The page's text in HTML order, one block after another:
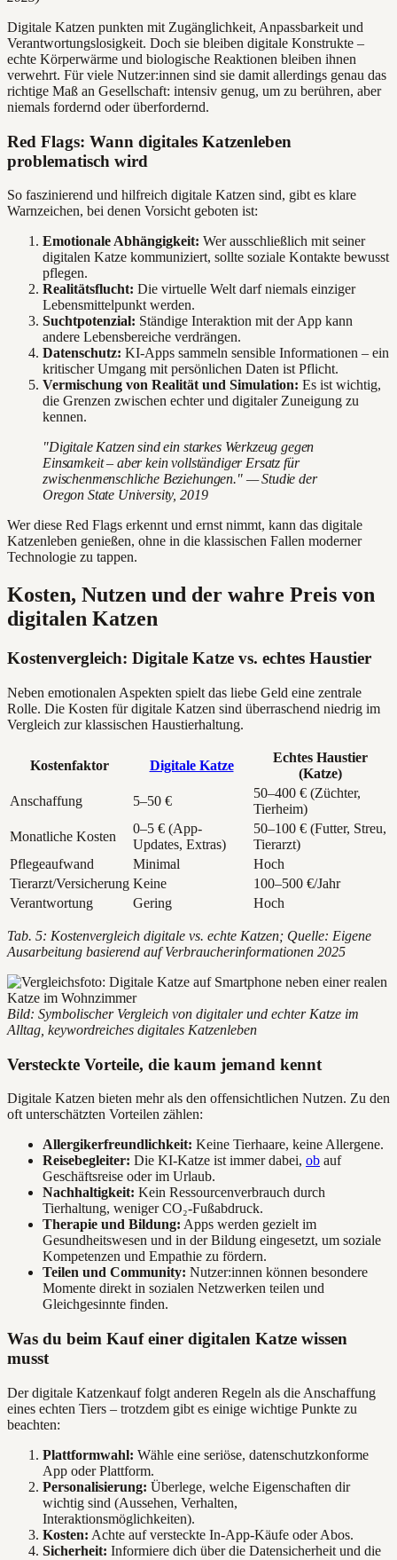
Digitale Katzen punkten mit Zugänglichkeit, Anpassbarkeit und
Verantwortungslosigkeit. Doch sie bleiben digitale Konstrukte –
echte Körperwärme und biologische Reaktionen bleiben ihnen
verwehrt. Für viele Nutzer:innen sind sie damit allerdings genau das
richtige Maß an Gesellschaft: intensiv genug, um zu berühren, aber
niemals fordernd oder überfordernd.
Red Flags: Wann digitales Katzenleben
problematisch wird
So faszinierend und hilfreich digitale Katzen sind, gibt es klare
Warnzeichen, bei denen Vorsicht geboten ist:
Emotionale Abhängigkeit: Wer ausschließlich mit seiner
digitalen Katze kommuniziert, sollte soziale Kontakte bewusst
pflegen.
Realitätsflucht: Die virtuelle Welt darf niemals einziger
Lebensmittelpunkt werden.
Suchtpotenzial: Ständige Interaktion mit der App kann
andere Lebensbereiche verdrängen.
Datenschutz: KI-Apps sammeln sensible Informationen – ein
kritischer Umgang mit persönlichen Daten ist Pflicht.
Vermischung von Realität und Simulation: Es ist wichtig,
die Grenzen zwischen echter und digitaler Zuneigung zu
kennen.
"Digitale Katzen sind ein starkes Werkzeug gegen
Einsamkeit – aber kein vollständiger Ersatz für
zwischenmenschliche Beziehungen." — Studie der
Oregon State University, 2019
Wer diese Red Flags erkennt und ernst nimmt, kann das digitale
Katzenleben genießen, ohne in die klassischen Fallen moderner
Technologie zu tappen.
Kosten, Nutzen und der wahre Preis von
digitalen Katzen
Kostenvergleich: Digitale Katze vs. echtes Haustier
Neben emotionalen Aspekten spielt das liebe Geld eine zentrale
Rolle. Die Kosten für digitale Katzen sind überraschend niedrig im
Vergleich zur klassischen Haustierhaltung.
Kostenfaktor Digitale Katze
Echtes Haustier
(Katze)
Anschaffung
5–50 €
50–400 € (Züchter,
Tierheim)
Monatliche Kosten
0–5 € (App-
Updates, Extras)
50–100 € (Futter, Streu,
Tierarzt)
Pflegeaufwand
Minimal
Hoch
Tierarzt/Versicherung Keine
100–500 €/Jahr
Verantwortung
Gering Hoch
Tab. 5: Kostenvergleich digitale vs. echte Katzen; Quelle: Eigene
Ausarbeitung basierend auf Verbraucherinformationen 2025
Bild: Symbolischer Vergleich von digitaler und echter Katze im
Alltag, keywordreiches digitales Katzenleben
Versteckte Vorteile, die kaum jemand kennt
Digitale Katzen bieten mehr als den offensichtlichen Nutzen. Zu den
oft unterschätzten Vorteilen zählen:
Allergikerfreundlichkeit: Keine Tierhaare, keine Allergene.
Reisebegleiter: Die KI-Katze ist immer dabei, ob auf
Geschäftsreise oder im Urlaub.
Nachhaltigkeit: Kein Ressourcenverbrauch durch
Tierhaltung, weniger CO₂-Fußabdruck.
Therapie und Bildung: Apps werden gezielt im
Gesundheitswesen und in der Bildung eingesetzt, um soziale
Kompetenzen und Empathie zu fördern.
Teilen und Community: Nutzer:innen können besondere
Momente direkt in sozialen Netzwerken teilen und
Gleichgesinnte finden.
Was du beim Kauf einer digitalen Katze wissen
musst
Der digitale Katzenkauf folgt anderen Regeln als die Anschaffung
eines echten Tiers – trotzdem gibt es einige wichtige Punkte zu
beachten:
Plattformwahl: Wähle eine seriöse, datenschutzkonforme
App oder Plattform.
Personalisierung: Überlege, welche Eigenschaften dir
wichtig sind (Aussehen, Verhalten,
Interaktionsmöglichkeiten).
Kosten: Achte auf versteckte In-App-Käufe oder Abos.
Sicherheit: Informiere dich über die Datensicherheit und die